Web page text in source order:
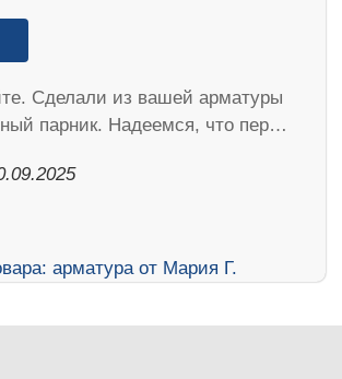
Сделали из вашей арматуры
парник. Надеемся, что пер…